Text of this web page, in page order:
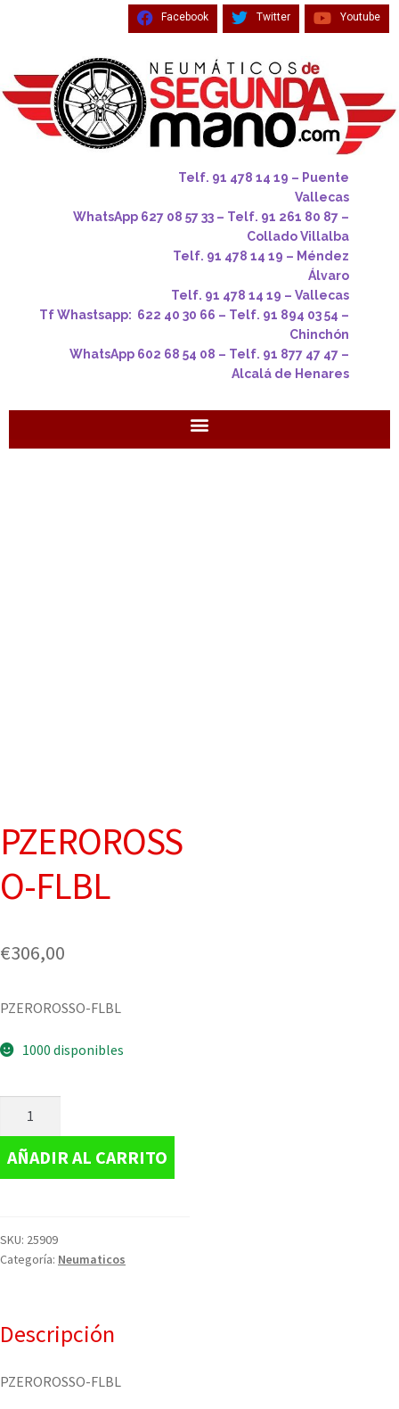
Facebook Twitter Youtube
Telf. 91 478 14 19 – Puente
Vallecas
WhatsApp 627 08 57 33 – Telf. 91 261 80 87 –
Collado Villalba
Telf. 91 478 14 19 – Méndez
Álvaro
Telf. 91 478 14 19 – Vallecas
Tf Whastsapp: 622 40 30 66 – Telf. 91 894 03 54 –
Chinchón
WhatsApp 602 68 54 08 – Telf. 91 877 47 47 –
Alcalá de Henares
PZEROROSS
O-FLBL
€306,00
PZEROROSSO-FLBL
1000 disponibles
AÑADIR AL CARRITO
SKU: 25909
Categoría: Neumaticos
Descripción
PZEROROSSO-FLBL